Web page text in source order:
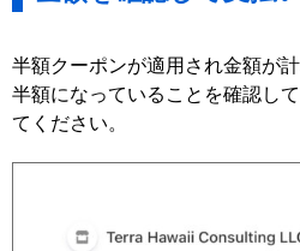
半額クーポンが適用され金額が計
半額になっていることを確認し
てください。